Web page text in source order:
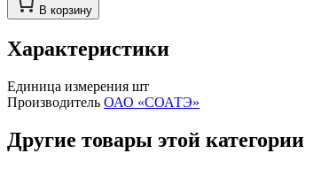
В корзину
Характеристики
Единица измерения шт
Производитель ОАО «СОАТЭ»
Другие товары этой категории